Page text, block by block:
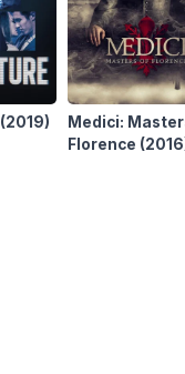
(2019)
Medici:
Florence